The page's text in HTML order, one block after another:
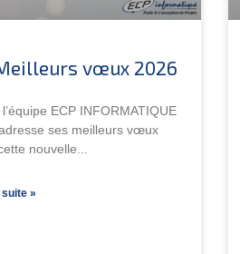
vœux 2026
ECP INFORMATIQUE
ses meilleurs vœux
nouvelle
»